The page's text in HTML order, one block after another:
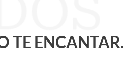
TE ENCANTAR.